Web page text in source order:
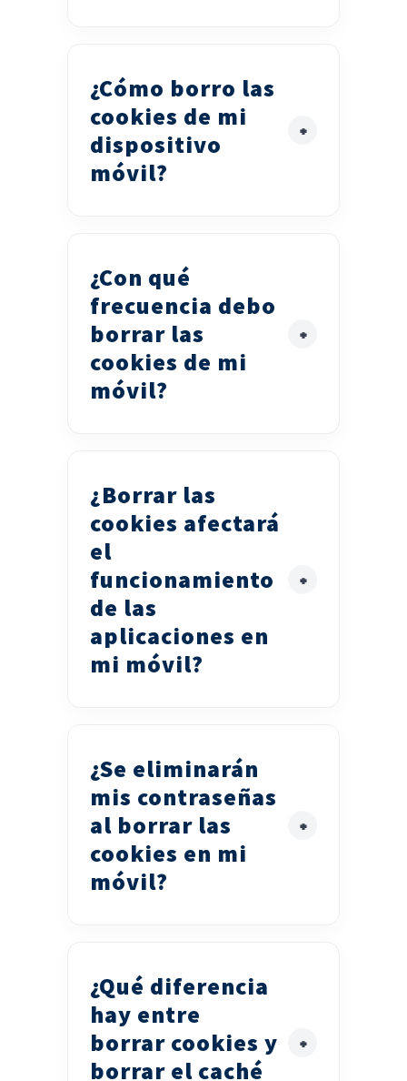
¿Cómo borro las
cookies de mi
dispositivo
móvil?
¿Con qué
frecuencia debo
borrar las
cookies de mi
móvil?
¿Borrar las
cookies afectará
el
funcionamiento
de las
aplicaciones en
mi móvil?
¿Se eliminarán
mis contraseñas
al borrar las
cookies en mi
móvil?
¿Qué diferencia
hay entre
borrar cookies y
borrar el caché